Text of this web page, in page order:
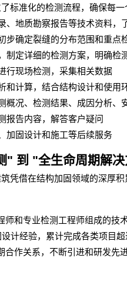
标准化的检测流程，确保每
、地质勘察报告等技术资料，
步确定裂缝的分布范围和重点
制定详细的检测方案，明确检
行现场检测，采集相关数据
和计算，结合结构设计和使用
概况、检测结果、成因分析、
报告内容，解答客户疑问
加固设计和施工等后续服务
" 到 "全生命周期解
凭借在结构加固领域的深厚
师和专业检测工程师组成的技
计经验，累计完成各类项目超
合作关系，不断引进和研发先